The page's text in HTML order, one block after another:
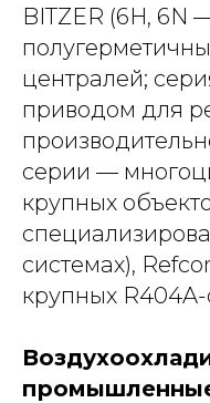
BITZER (6H, 6N
централей;
приводом для
серии —
крупных
системах),
крупных R404A-